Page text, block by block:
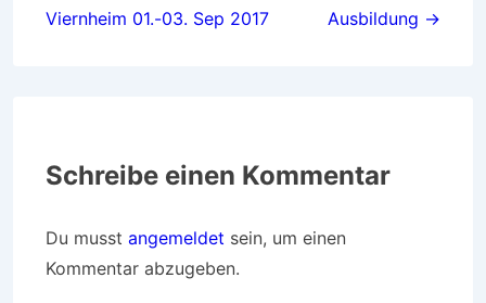
Viernheim 01.-03. Sep 2017
Ausbildung →
Schreibe einen Kommentar
Du musst angemeldet sein, um einen
Kommentar abzugeben.